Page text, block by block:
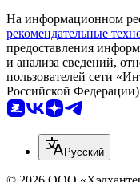
На информационном
рекомендательные
предоставления
и анализа сведений,
пользователей сети
Российской Федерации)
Русский